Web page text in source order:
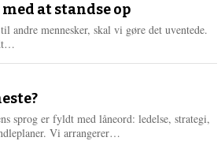
e
r
e
at standse op
andre mennesker, skal vi gøre det uventede.
e
r
e
sprog er fyldt med låneord: ledelse, strategi,
Vi arrangerer…